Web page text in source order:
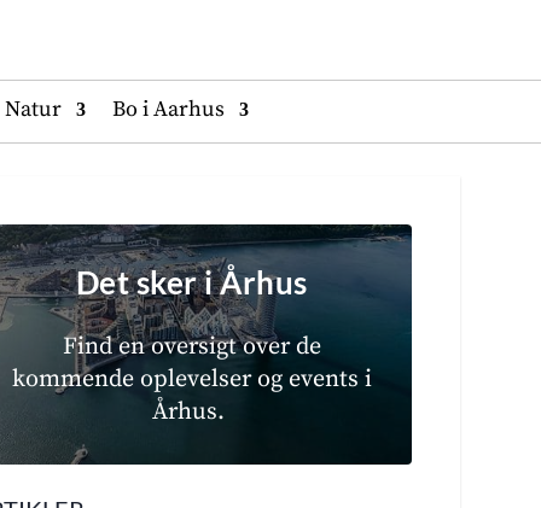
Natur Bo i Aarhus
Det sker i Århus
Find en oversigt over de
kommende oplevelser og events i
Århus.